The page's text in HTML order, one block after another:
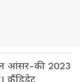
आंसर-की 2023
कैंडिडेट